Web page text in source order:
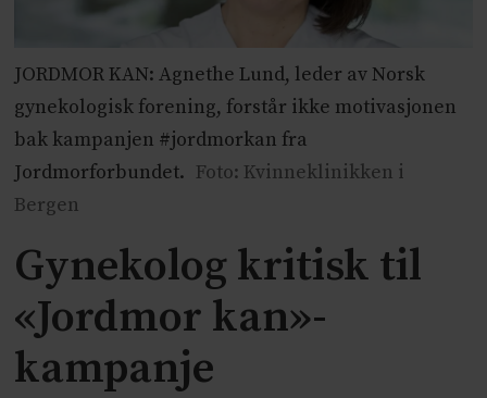
JORDMOR KAN: Agnethe Lund, leder av Norsk
gynekologisk forening, forstår ikke motivasjonen
bak kampanjen #jordmorkan fra
Jordmorforbundet. Foto: Kvinneklinikken i
Bergen
Gynekolog kritisk til
«Jordmor kan»-
kampanje